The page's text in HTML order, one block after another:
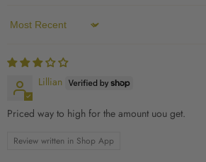
Sort by
Lillian
Priced way to high for the amount uou get.
Review written in Shop App